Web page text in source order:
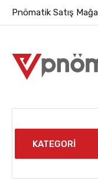
Pnömatik Satış
KATEGORİ